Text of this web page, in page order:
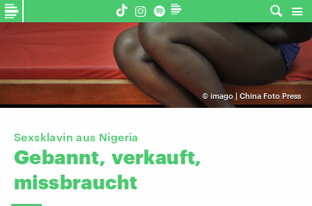
© imago | China Foto Press
Sexsklavin aus Nigeria
Gebannt, verkauft,
missbraucht